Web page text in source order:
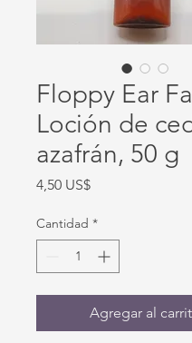
Floppy Ear
Loción de
azafrán, 50 g
4,50 US$Precio
Cantidad *
Agregar al